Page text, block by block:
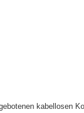
kabellosen